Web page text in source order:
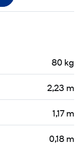
80 kg
2,23 m
1,17 m
0,18 m